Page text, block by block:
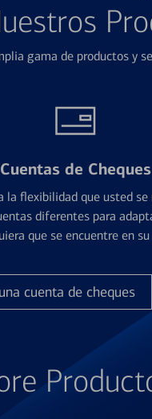
gama de productos y
Cuentas de Cheques
la flexibilidad que usted se
diferentes para
que se encuentre en
cuenta de cheques